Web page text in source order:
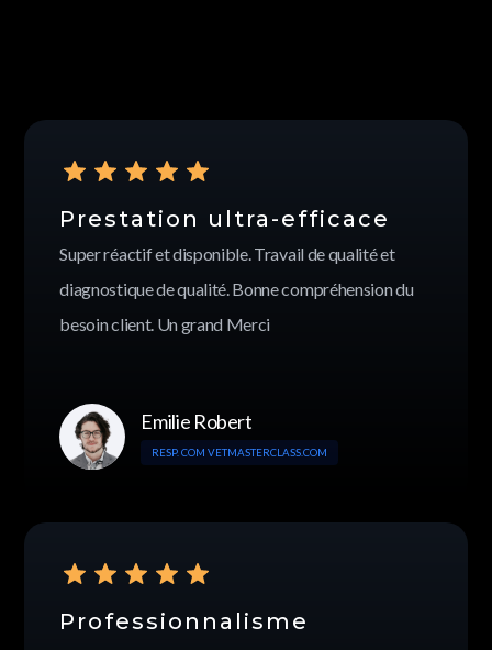
Prestation ultra-efficace
Super réactif et disponible. Travail de qualité et
diagnostique de qualité. Bonne compréhension du
besoin client. Un grand Merci
Emilie Robert
RESP. COM VETMASTERCLASS.COM
Professionnalisme